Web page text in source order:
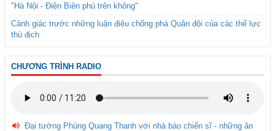
"Hà Nội - Điện Biên phủ trên không"
Cảnh giác trước những luận điệu chống phá Quân đội của các thế lực
thù địch
CHƯƠNG TRÌNH RADIO
Đại tướng Phùng Quang Thanh với nhà báo chiến sĩ - những ân